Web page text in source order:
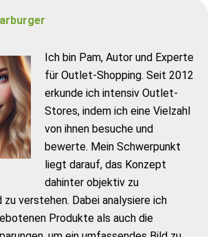
Ich bin Pam, Autor und Experte
für Outlet-Shopping. Seit 2012
erkunde ich intensiv Outlet-
Stores, indem ich eine Vielzahl
von ihnen besuche und
bewerte. Mein Schwerpunkt
liegt darauf, das Konzept
dahinter objektiv zu
verstehen. Dabei analysiere ich
Produkte als auch die